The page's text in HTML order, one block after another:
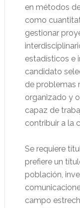
en métodos
como
gestionar
estadísticos e
candidato
de problemas
organizado y
capaz de
contribuir a la
Se requiere
prefiere un
población,
campo